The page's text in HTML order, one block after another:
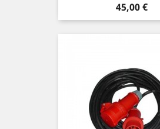
Prix
45,00 €